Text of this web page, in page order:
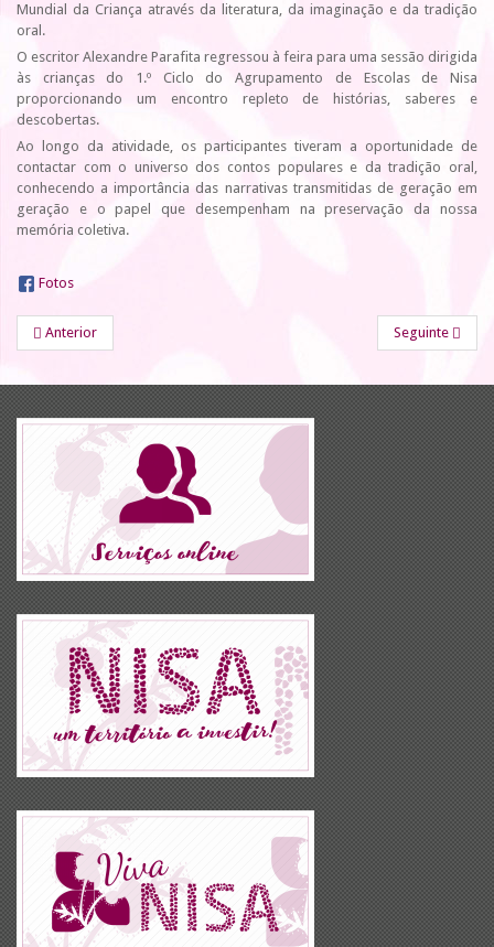
Mundial da Criança através da literatura, da imaginação e da tradição
oral.
O escritor Alexandre Parafita regressou à feira para uma sessão dirigida
às crianças do 1.º Ciclo do Agrupamento de Escolas de Nisa
proporcionando um encontro repleto de histórias, saberes e
descobertas.
Ao longo da atividade, os participantes tiveram a oportunidade de
contactar com o universo dos contos populares e da tradição oral,
conhecendo a importância das narrativas transmitidas de geração em
geração e o papel que desempenham na preservação da nossa
memória coletiva.
Fotos
Anterior Seguinte